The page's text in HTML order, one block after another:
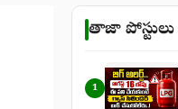
తాజా పోస్టులు
1